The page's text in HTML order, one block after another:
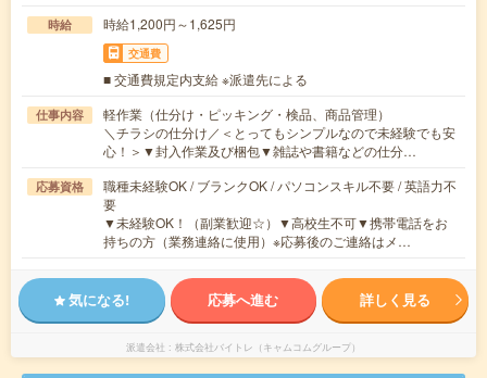
時給 時給1,200円～1,625円
交通費
■ 交通費規定内支給 ※派遣先による
仕事内容
軽作業（仕分け・ピッキング・検品、商品管理）
＼チラシの仕分け／＜とってもシンプルなので未経験でも安
心！＞▼封入作業及び梱包▼雑誌や書籍などの仕分…
応募資格
職種未経験OK / ブランクOK / パソコンスキル不要 / 英語力不
要
▼未経験OK！（副業歓迎☆）▼高校生不可▼携帯電話をお
持ちの方（業務連絡に使用）※応募後のご連絡はメ…
気になる! 応募へ進む 詳しく見る
派遣会社 株式会社バイトレ（キャムコムグループ）